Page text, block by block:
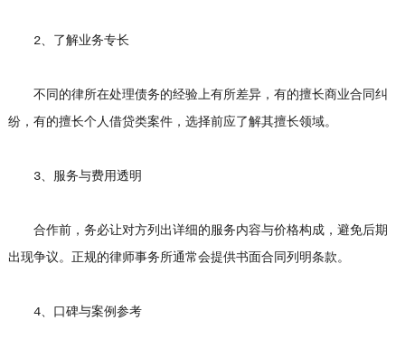
2、了解业务专长
不同的律所在处理债务的经验上有所差异，有的擅长商业合同纠
纷，有的擅长个人借贷类案件，选择前应了解其擅长领域。
3、服务与费用透明
合作前，务必让对方列出详细的服务内容与价格构成，避免后期
出现争议。正规的律师事务所通常会提供书面合同列明条款。
4、口碑与案例参考